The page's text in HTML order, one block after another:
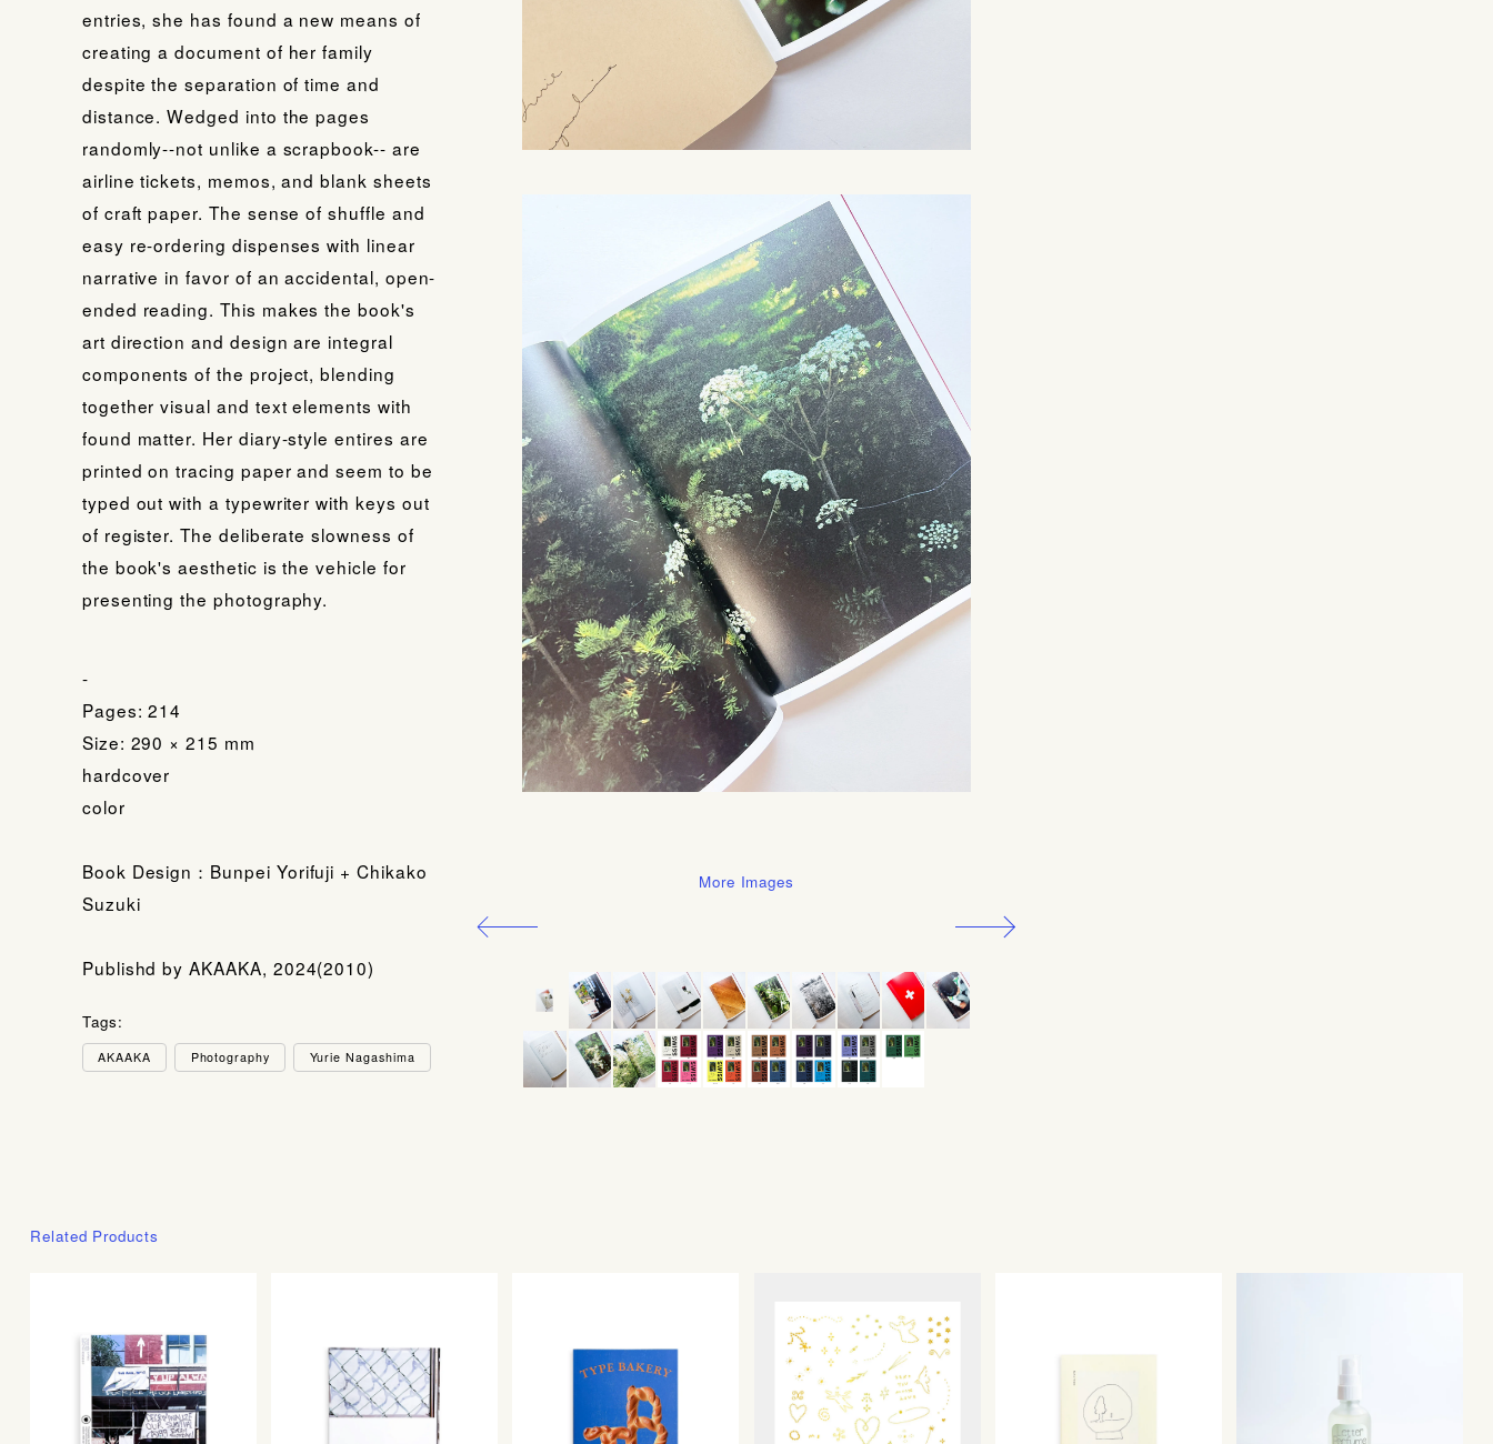
More Images
entries, she has found a new means of
creating a document of her family
despite the separation of time and
distance. Wedged into the pages
randomly--not unlike a scrapbook-- are
airline tickets, memos, and blank sheets
of craft paper. The sense of shuffle and
easy re-ordering dispenses with linear
narrative in favor of an accidental, open-
ended reading. This makes the book's
art direction and design are integral
components of the project, blending
together visual and text elements with
found matter. Her diary-style entires are
printed on tracing paper and seem to be
typed out with a typewriter with keys out
of register. The deliberate slowness of
the book's aesthetic is the vehicle for
presenting the photography.
-
Pages: 214
Size: 290 × 215 mm
hardcover
color
Book Design：Bunpei Yorifuji + Chikako
Suzuki
Publishd by AKAAKA, 2024(2010)
Tags:
AKAAKA Photography Yurie Nagashima
Related Products